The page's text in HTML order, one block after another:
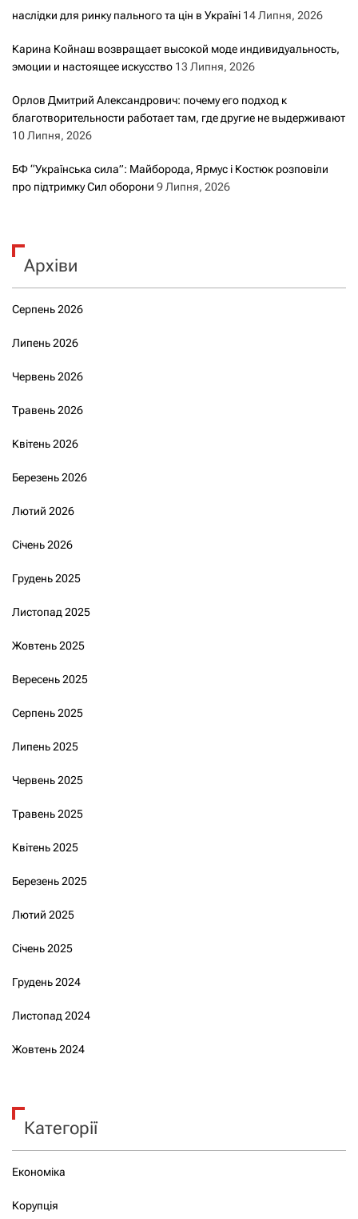
наслідки для ринку пального та цін в Україні 14 Липня, 2026
Карина Койнаш возвращает высокой моде индивидуальность,
эмоции и настоящее искусство 13 Липня, 2026
Орлов Дмитрий Александрович: почему его подход к
благотворительности работает там, где другие не выдерживают
10 Липня, 2026
БФ “Українська сила”: Майборода, Ярмус і Костюк розповіли
про підтримку Сил оборони 9 Липня, 2026
Архіви
Серпень 2026
Липень 2026
Червень 2026
Травень 2026
Квітень 2026
Березень 2026
Лютий 2026
Січень 2026
Грудень 2025
Листопад 2025
Жовтень 2025
Вересень 2025
Серпень 2025
Липень 2025
Червень 2025
Травень 2025
Квітень 2025
Березень 2025
Лютий 2025
Січень 2025
Грудень 2024
Листопад 2024
Жовтень 2024
Категорії
Економіка
Корупція